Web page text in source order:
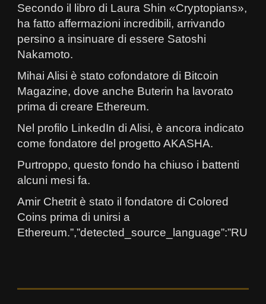
Secondo il libro di Laura Shin «Cryptopians»,
ha fatto affermazioni incredibili, arrivando
persino a insinuare di essere Satoshi
Nakamoto.
Mihai Alisi è stato cofondatore di Bitcoin
Magazine, dove anche Buterin ha lavorato
prima di creare Ethereum.
Nel profilo LinkedIn di Alisi, è ancora indicato
come fondatore del progetto AKASHA.
Purtroppo, questo fondo ha chiuso i battenti
alcuni mesi fa.
Amir Chetrit è stato il fondatore di Colored
Coins prima di unirsi a
Ethereum.”,”detected_source_language”:”RU